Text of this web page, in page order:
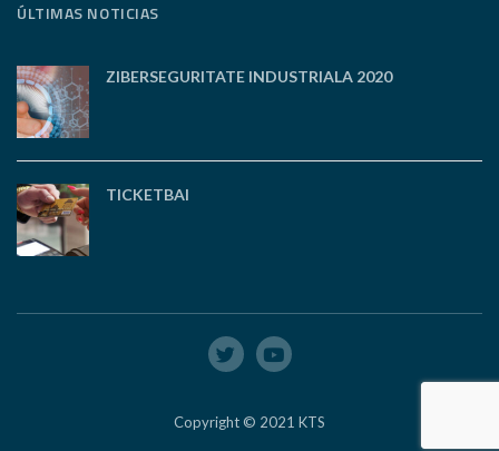
ÚLTIMAS NOTICIAS
ZIBERSEGURITATE INDUSTRIALA 2020
TICKETBAI
Copyright © 2021 KTS